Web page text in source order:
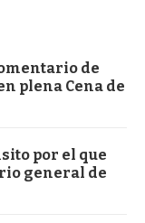
de
plena Cena de
por el que
general de